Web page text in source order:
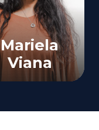
Negocios
Mariela
Viana